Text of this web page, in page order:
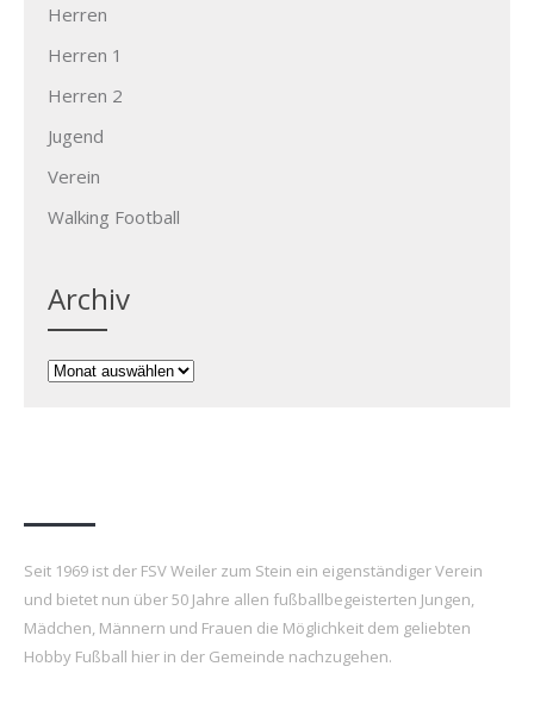
Herren
Herren 1
Herren 2
Jugend
Verein
Walking Football
Archiv
Archiv
Seit 1969 ist der FSV Weiler zum Stein ein eigenständiger Verein
und bietet nun über 50 Jahre allen fußballbegeisterten Jungen,
Mädchen, Männern und Frauen die Möglichkeit dem geliebten
Hobby Fußball hier in der Gemeinde nachzugehen.